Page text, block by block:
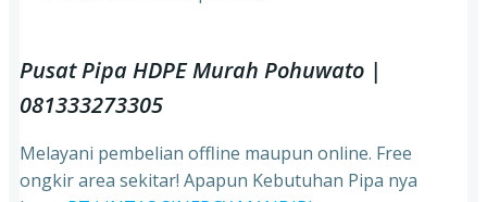
Pusat Pipa HDPE Murah Pohuwato |
081333273305
Melayani pembelian offline maupun online. Free
ongkir area sekitar! Apapun Kebutuhan Pipa nya